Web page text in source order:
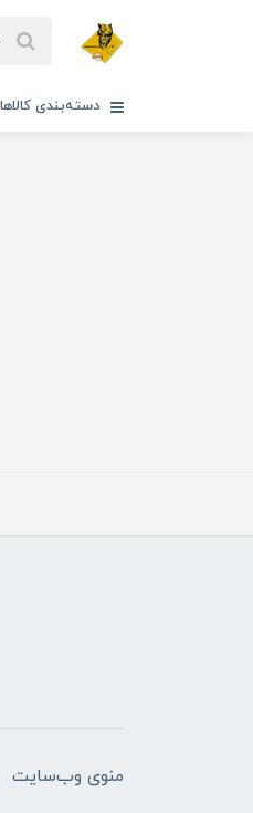
دسته‌بندی کالاها
منوی وب‌سایت